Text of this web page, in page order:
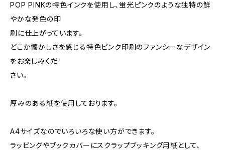
POP PINKの特色インクを使用し、蛍光ピンクのような独特の鮮
やかな発色の印
刷に仕上がっています。
どこか懐かしさを感じる特色ピンク印刷のファンシーなデザイン
をお楽しみくだ
さい。
厚みのある紙を使用しております。
A4サイズなのでいろいろな使い方ができます。
ラッピングやブックカバーにスクラップブッキング用紙として、